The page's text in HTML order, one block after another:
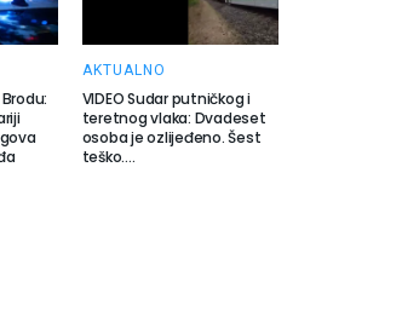
AKTUALNO
VIDEO Sudar putničkog i
teretnog vlaka: Dvadeset
osoba je ozlijeđeno. Šest
teško….